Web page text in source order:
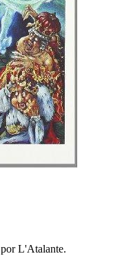
L'Atalante.